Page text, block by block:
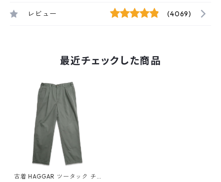
レビュー (4069)
最近チェックした商品
古着 HAGGAR ツータック チ